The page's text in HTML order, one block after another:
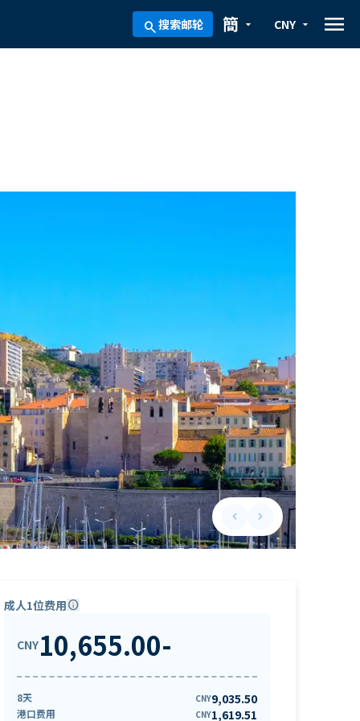
search搜索邮轮 arrow_drop_down
簡 arrow_drop_down
CNY menu
keyboard_arrow_leftPrevious slide
keyboard_arrow_rightNext slide
成人1位费用info
CNY10,655.00-
8天 CNY9,035.50
港口费用 CNY1,619.51